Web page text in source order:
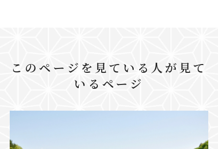
このページを見ている人が見て
いるページ